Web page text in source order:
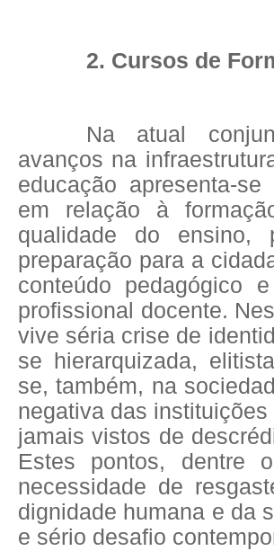
2. Cursos de
Na atual
avanços na
educação apresenta-
em relação à
qualidade do ensino,
preparação para a
conteúdo pedagógico
profissional docente.
vive séria crise de
se hierarquizada,
se, também, na
negativa das
jamais vistos de
Estes pontos, dentre
necessidade de
dignidade humana e da
e sério desafio